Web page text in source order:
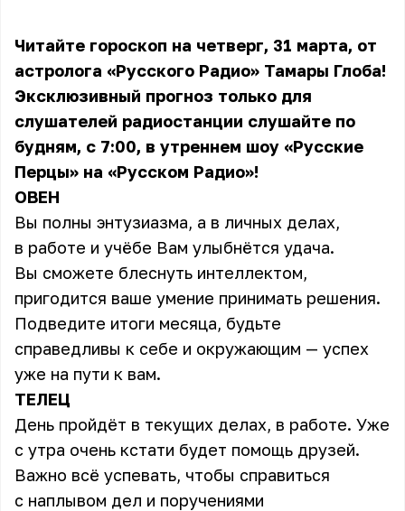
Читайте гороскоп на четверг, 31 марта, от
астролога «Русского Радио» Тамары Глоба!
Эксклюзивный прогноз только для
слушателей радиостанции слушайте по
будням, с 7:00, в утреннем шоу «Русские
Перцы» на «Русском Радио»!
ОВЕН
Вы полны энтузиазма, а в личных делах,
в работе и учёбе Вам улыбнётся удача.
Вы сможете блеснуть интеллектом,
пригодится ваше умение принимать решения.
Подведите итоги месяца, будьте
справедливы к себе и окружающим — успех
уже на пути к вам.
ТЕЛЕЦ
День пройдёт в текущих делах, в работе. Уже
с утра очень кстати будет помощь друзей.
Важно всё успевать, чтобы справиться
с наплывом дел и поручениями